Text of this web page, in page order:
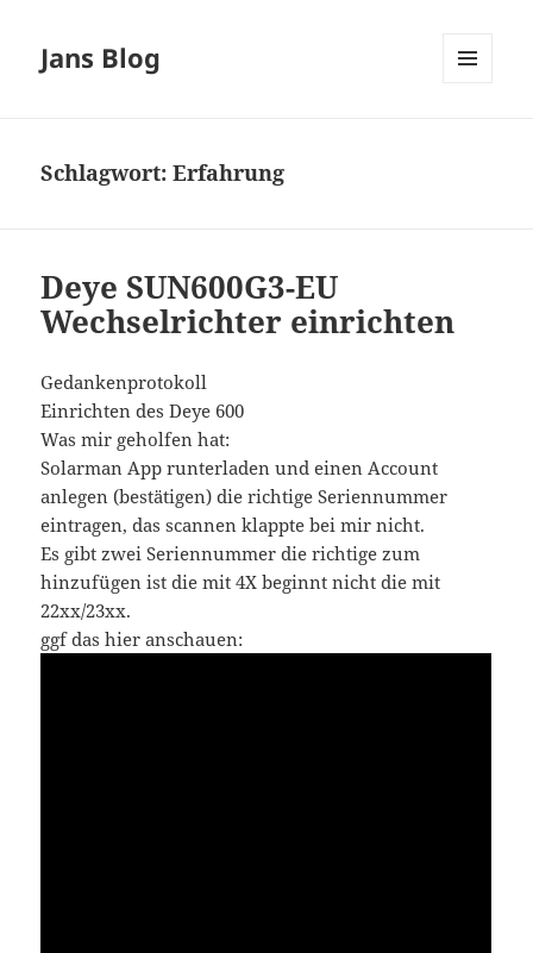
Jans Blog
Schlagwort:Erfahrung
Deye SUN600G3-EU
Wechselrichter einrichten
Gedankenprotokoll
Einrichten des Deye 600
Was mir geholfen hat:
Solarman App runterladen und einen Account
anlegen (bestätigen) die richtige Seriennummer
eintragen, das scannen klappte bei mir nicht.
Es gibt zwei Seriennummer die richtige zum
hinzufügen ist die mit 4X beginnt nicht die mit
22xx/23xx.
ggf das hier anschauen: